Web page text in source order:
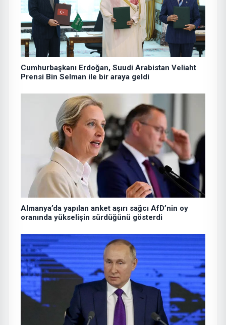
Cumhurbaşkanı Erdoğan, Suudi Arabistan Veliaht
Prensi Bin Selman ile bir araya geldi
Almanya’da yapılan anket aşırı sağcı AfD’nin oy
oranında yükselişin sürdüğünü gösterdi